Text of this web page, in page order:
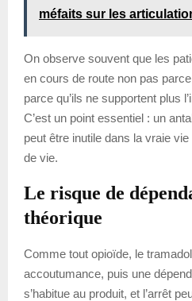
méfaits sur les
On observe souvent que les
en cours de route non pas parce
parce qu’ils ne supportent plus
C’est un point essentiel : un
peut être inutile dans la vraie vie
de vie.
Le risque de
théorique
Comme tout opioïde, le
accoutumance, puis une
s’habitue au produit, et l’arrêt